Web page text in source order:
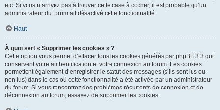
etc. Si vous n’arrivez pas à trouver cette case à cocher, il est probable qu’un
administrateur du forum ait désactivé cette fonctionnalité.
Haut
À quoi sert « Supprimer les cookies » ?
Cette option vous permet d’effacer tous les cookies générés par phpBB 3.3 qui
conservent votre authentification et votre connexion au forum. Les cookies
permettent également d’enregistrer le statut des messages (s’ils sont lus ou
non lus) dans le cas où cette fonctionnalité a été activée par un administrateur
du forum. Si vous rencontrez des problèmes récurrents de connexion et de
déconnexion au forum, essayez de supprimer les cookies.